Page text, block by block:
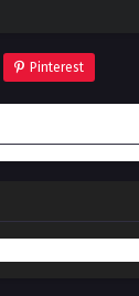
Pinterest